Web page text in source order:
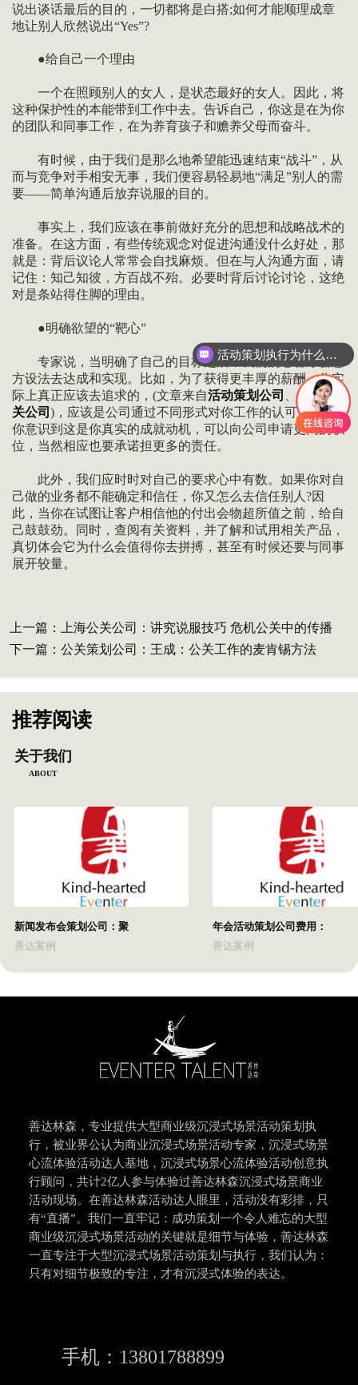
说出谈话最后的目的，一切都将是白搭;如何才能顺理成章
地让别人欣然说出“Yes”?
●给自己一个理由
一个在照顾别人的女人，是状态最好的女人。因此，将
这种保护性的本能带到工作中去。告诉自己，你这是在为你
的团队和同事工作，在为养育孩子和赡养父母而奋斗。
有时候，由于我们是那么地希望能迅速结束“战斗”，从
而与竞争对手相安无事，我们便容易轻易地“满足”别人的需
要——简单沟通后放弃说服的目的。
事实上，我们应该在事前做好充分的思想和战略战术的
准备。在这方面，有些传统观念对促进沟通没什么好处，那
就是：背后议论人常常会自找麻烦。但在与人沟通方面，请
记住：知己知彼，方百战不殆。必要时背后讨论讨论，这绝
对是条站得住脚的理由。
●明确欲望的“靶心”
专家说，当明确了自己的目标之后，我们的心智才会想
方设法去达成和实现。比如，为了获得更丰厚的薪酬，你实
际上真正应该去追求的，(文章来自活动策划公司 、上海公
关公司 )，应该是公司通过不同形式对你工作的认可。如果
你意识到这是你真实的成就动机，可以向公司申请更高的职
位，当然相应也要承诺担更多的责任。
此外，我们应时时对自己的要求心中有数。如果你对自
己做的业务都不能确定和信任，你又怎么去信任别人?因
此，当你在试图让客户相信他的付出会物超所值之前，给自
己鼓鼓劲。同时，查阅有关资料，并了解和试用相关产品，
真切体会它为什么会值得你去拼搏，甚至有时候还要与同事
展开较量。
上一篇：
上海公关公司：讲究说服技巧 危机公关中的传播
下一篇： 公关策划公司：王成：公关工作的麦肯锡方法
推荐阅读
关于我们
ABOUT
新闻发布会策划公司：聚
善达案例
年会活动策划公司费用：
善达案例
善达林森，专业提供大型商业级沉浸式场景活动策划执
行，被业界公认为商业沉浸式场景活动专家，沉浸式场景
心流体验活动达人基地，沉浸式场景心流体验活动创意执
行顾问，共计2亿人参与体验过善达林森沉浸式场景商业
活动现场。在善达林森活动达人眼里，活动没有彩排，只
有“直播”。我们一直牢记：成功策划一个令人难忘的大型
商业级沉浸式场景活动的关键就是细节与体验，善达林森
一直专注于大型沉浸式场景活动策划与执行，我们认为：
只有对细节极致的专注，才有沉浸式体验的表达。
手机：13801788899
活动策划执行为什么要选善达？